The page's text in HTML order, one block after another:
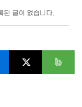
된 글이 없습니다.